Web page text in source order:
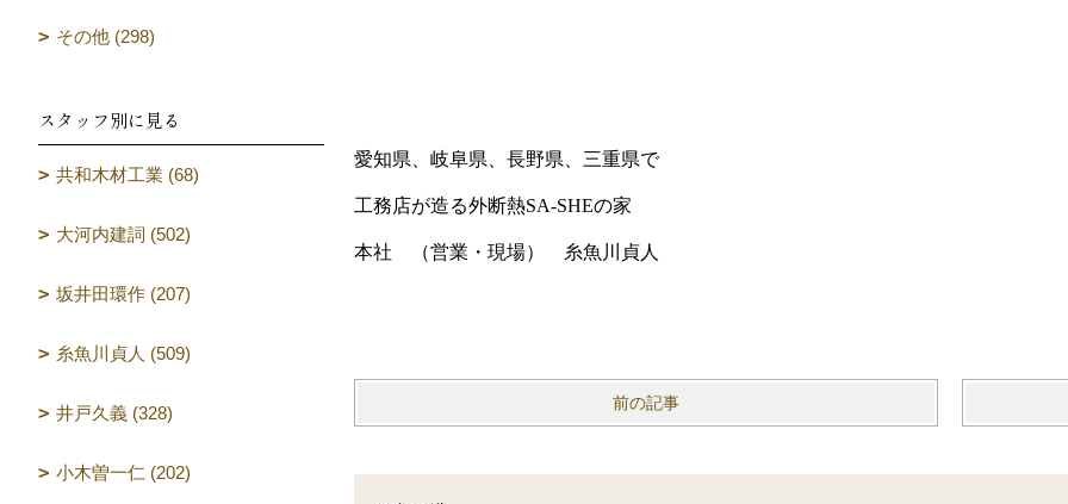
愛知県、岐阜県、長野県、三重県で
工務店が造る外断熱SA-SHEの家
本社 （営業・現場） 糸魚川貞人
前の記事
その他 (298)
スタッフ別に見る
共和木材工業 (68)
大河内建詞 (502)
坂井田環作 (207)
糸魚川貞人 (509)
井戸久義 (328)
小木曽一仁 (202)